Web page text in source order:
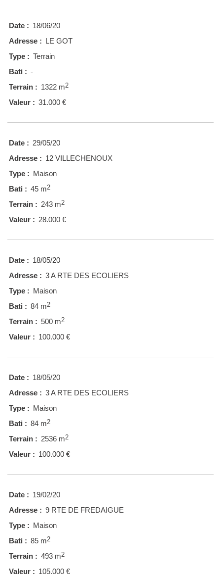
Date : 18/06/20
Adresse : LE GOT
Type : Terrain
Bati : -
Terrain : 1322 m2
Valeur : 31.000 €
Date : 29/05/20
Adresse : 12 VILLECHENOUX
Type : Maison
Bati : 45 m2
Terrain : 243 m2
Valeur : 28.000 €
Date : 18/05/20
Adresse : 3 A RTE DES ECOLIERS
Type : Maison
Bati : 84 m2
Terrain : 500 m2
Valeur : 100.000 €
Date : 18/05/20
Adresse : 3 A RTE DES ECOLIERS
Type : Maison
Bati : 84 m2
Terrain : 2536 m2
Valeur : 100.000 €
Date : 19/02/20
Adresse : 9 RTE DE FREDAIGUE
Type : Maison
Bati : 85 m2
Terrain : 493 m2
Valeur : 105.000 €